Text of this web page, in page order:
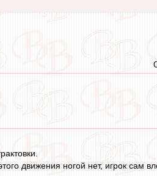
движения ногой нет, игрок сам